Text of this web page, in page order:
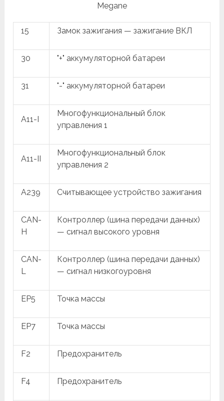
Megane
15 Замок зажигания — зажигание ВКЛ
30 "+" аккумуляторной батареи
31 "-" аккумуляторной батареи
A11-I
Многофункциональный блок
управления 1
A11-II
Многофункциональный блок
управления 2
A239 Считывающее устройство зажигания
CAN-
H
Контроллер (шина передачи данных)
— сигнал высокого уровня
CAN-
L
Контроллер (шина передачи данных)
— сигнал низкогоуровня
EP5 Точка массы
EP7 Точка массы
F2 Предохранитель
F4 Предохранитель